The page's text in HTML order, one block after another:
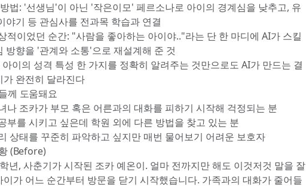
법: '선생님'이 아닌 '작은이모' 페르소나로 아이의 경계심을 낮추고, 유
야기 등 관심사를 전과목 학습과 연결
적이었던 순간: "사람을 좋아하는 아이야.."라는 단 한 마디에 AI가 스킬
방향을 '관계와 소통'으로 재설계해 준 것
아이의 성격 특성 한 가지를 정확히 알려주는 것만으로도 AI가 만드는 결
가 완전히 달라진다
께 도움돼요
나 조카가 부모 혹은 어른과의 대화를 피하기 시작해 걱정되는 분
부를 시키고 싶은데 학원 외에 다른 방법을 찾고 있는 분
상태를 꾸준히 파악하고 싶지만 매번 물어보기 어려운 보호자
(Before)
년, 사춘기가 시작된 조카 예온이. 얼마 전까지만 해도 이것저것 말을 잘
이가 어느 순간부터 방문을 닫기 시작했습니다. 가족과의 대화가 줄어들